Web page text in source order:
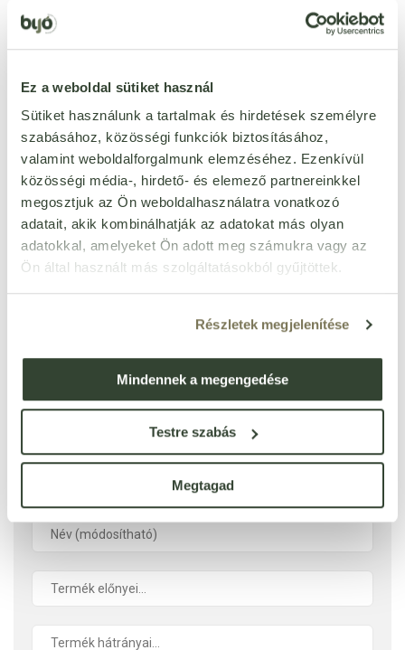
Ez a weboldal sütiket használ
Sütiket használunk a tartalmak és hirdetések személyre
szabásához, közösségi funkciók biztosításához,
valamint weboldalforgalmunk elemzéséhez. Ezenkívül
közösségi média-, hirdető- és elemező partnereinkkel
megosztjuk az Ön weboldalhasználatra vonatkozó
adatait, akik kombinálhatják az adatokat más olyan
adatokkal, amelyeket Ön adott meg számukra vagy az
Ön által használt más szolgáltatásokból gyűjtöttek.
Részletek megjelenítése
Mindennek a megengedése
Testre szabás
Megtagad
dióféléktől mentes Igen
földimogyorótól mentes Igen
Igen
rákféléktől mentes Igen
szezámmagtól mentes Igen
szójamentes
zellertől mentes
méztől mentes
Ezt a terméket még senki nem értékelte. Legyél Te az
ÉRTÉKELÉST ÍROK